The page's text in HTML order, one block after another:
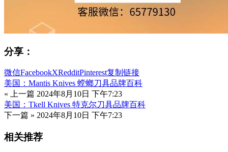
分享：
微信FacebookXRedditPinterest复制链接
美国：Mantis Knives 螳螂刀具品牌百科
« 上一篇 2024年8月10日 下午7:23
美国：Tkell Knives 特克尔刀具品牌百科
下一篇 » 2024年8月10日 下午7:23
相关推荐